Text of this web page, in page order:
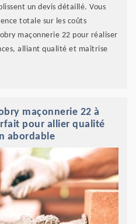
un devis détaillé. Vous
totale sur les coûts
maçonnerie 22 pour réaliser
alliant qualité et maîtrise
maçonnerie 22 à
pour allier qualité
abordable